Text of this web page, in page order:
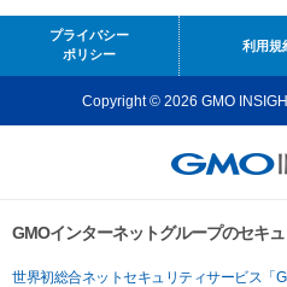
プライバシー
ポリシー
利用規
Copyright © 2026 GMO
GMOインターネットグループのセキ
世界初総合ネットセキュリティサービス「